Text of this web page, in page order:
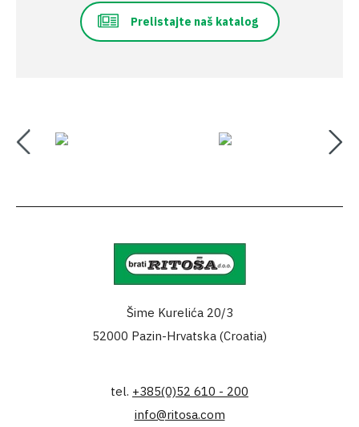
Prelistajte naš katalog
Šime Kurelića 20/3
52000 Pazin-Hrvatska (Croatia)
tel. +385(0)52 610 - 200
info@ritosa.com